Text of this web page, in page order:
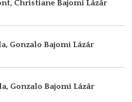
Christiane Bajomi Lázár
Gonzalo Bajomi Lázár
Gonzalo Bajomi Lázár